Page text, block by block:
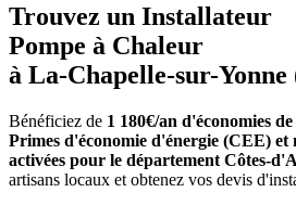
Trouvez un Installateur
Pompe à Chaleur
à La-Chapelle-sur-Yonne
Bénéficiez de 1 180€/an d'économies
Primes d'économie d'énergie (CEE)
activées pour le département Côtes-
artisans locaux et obtenez vos devis